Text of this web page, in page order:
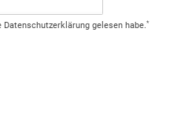
Daten­schutz­erklärung gelesen habe.*